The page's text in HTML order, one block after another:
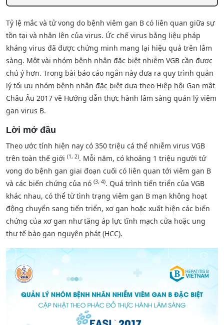
Tỷ lệ mắc và tử vong do bệnh viêm gan B có liên quan giữa sự
tồn tại và nhân lên của virus. Ức chế virus bằng liệu pháp
kháng virus đã được chứng minh mang lại hiệu quả trên lâm
sàng. Một vài nhóm bệnh nhân đặc biệt nhiễm VGB cần được
chú ý hơn. Trong bài báo cáo ngắn này đưa ra quy trình quản
lý tối ưu nhóm bệnh nhân đặc biệt dựa theo Hiệp hội Gan mật
Châu Âu 2017 về Hướng dẫn thực hành lâm sàng quản lý viêm
gan virus B.
Lời mở đầu
Theo ước tính hiện nay có 350 triệu cá thể nhiễm virus VGB
trên toàn thế giới (1, 2). Mỗi năm, có khoảng 1 triệu người tử
vong do bệnh gan giai đoạn cuối có liên quan tới viêm gan B
và các biến chứng của nó (3, 4). Quá trình tiến triển của VGB
khác nhau, có thể từ tình trạng viêm gan B mạn không hoạt
động chuyển sang tiến triển, xơ gan hoặc xuất hiện các biến
chứng của xơ gan như tăng áp lực tĩnh mạch cửa hoặc ung
thư tế bào gan nguyên phát (HCC).